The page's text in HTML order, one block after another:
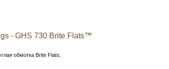
- GHS 730 Brite Flats™
обмотка Brite Flats;